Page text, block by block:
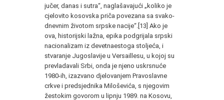
jučer, danas i sutra“, naglaša­vajući „koliko je
cjelovito kosovska priča povezana sa svako­
dnevnim životom srpske nacije“.[13] Ako je
ova, historijski lažna, epika podgrijala srpski
nacionalizam iz devetnaestoga stoljeća, i
stvaranje Jugoslavije u Versaillesu, u kojoj su
prevladavali Srbi, onda je njeno uskrsnuće
1980-ih, izazvano djelovanjem Pravos­lavne
crkve i predsjednika Miloševića, s njegovim
žestokim go­vorom u lipnju 1989. na Kosovu,